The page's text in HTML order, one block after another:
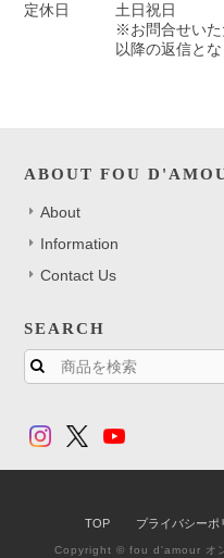
定休日
土日祝日
※お問合せいた
以降の返信とな
ABOUT FOU
About
Information
Contact Us
SEARCH
TOP プライバシーポ
Copyright © fou d'amour オ